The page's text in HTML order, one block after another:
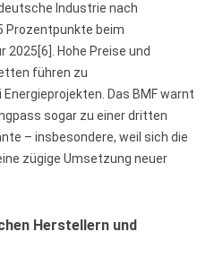
Industrie nach
Prozentpunkte beim
Hohe Preise und
führen zu
Das BMF warnt
sogar zu einer dritten
– insbesondere, weil sich die
zügige Umsetzung neuer
Herstellern und